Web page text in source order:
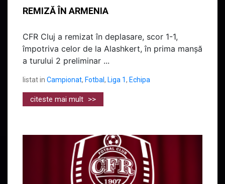
REMIZĂ ÎN ARMENIA
CFR Cluj a remizat în deplasare, scor 1-1,
împotriva celor de la Alashkert, în prima manșă
a turului 2 preliminar ...
listat in Campionat, Fotbal , Liga 1, Echipa
citeste mai mult >>